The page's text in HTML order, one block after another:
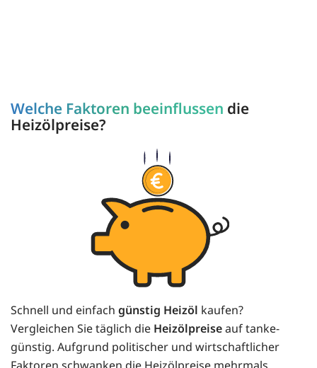
Welche Faktoren beeinflussen die
Heizölpreise?
Schnell und einfach günstig Heizöl kaufen?
Vergleichen Sie täglich die Heizölpreiseauf tanke-
günstig. Aufgrund politischer und wirtschaftlicher
Faktoren schwanken die Heizölpreise mehrmals